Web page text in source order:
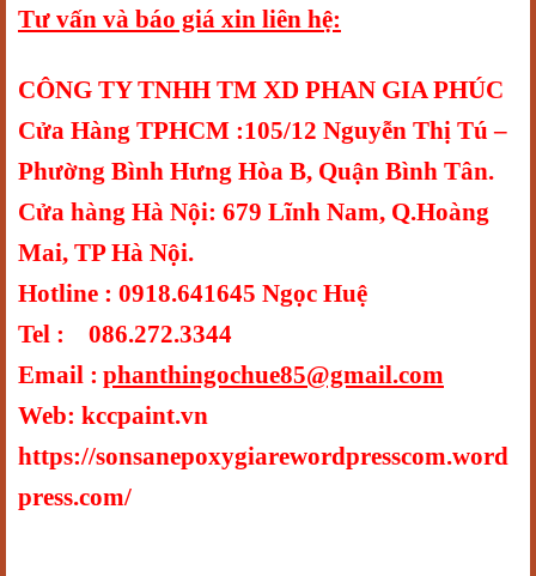
Tư vấn và báo giá xin liên hệ:
CÔNG TY TNHH TM XD PHAN GIA PHÚC
Cửa Hàng TPHCM :105/12 Nguyễn Thị Tú –
Phường Bình Hưng Hòa B, Quận Bình Tân.
Cửa hàng Hà Nội: 679 Lĩnh Nam, Q.Hoàng
Mai, TP Hà Nội.
Hotline : 0918.641645 Ngọc Huệ
Tel : 086.272.3344
Email : phanthingochue85@gmail.com
Web: kccpaint.vn
https://sonsanepoxygiarewordpresscom.word
press.com/